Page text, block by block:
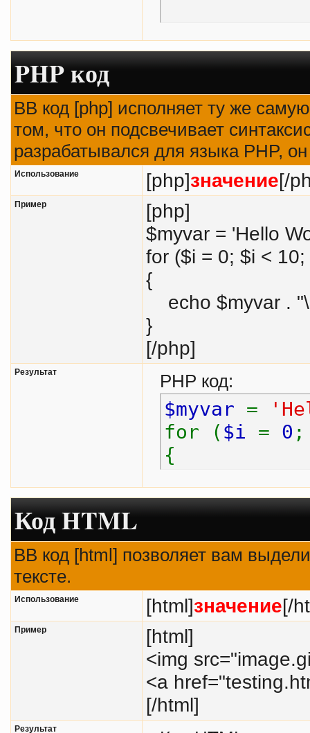
PHP код
BB код [php] исполняет ту же
том, что он подсвечивает
разрабатывался для языка PHP,
Использование [php]значение[/
Пример
[php]
$myvar = 'Hello
for ($i = 0; $i < 10;
{
echo $myvar .
}
[/php]
Результат PHP код:
$myvar =
for ( $i = 0
{
}
Код HTML
BB код [html] позволяет вам
тексте.
Использование [html]значение[/
Пример
[html]
<img
<a
[/html]
Результат